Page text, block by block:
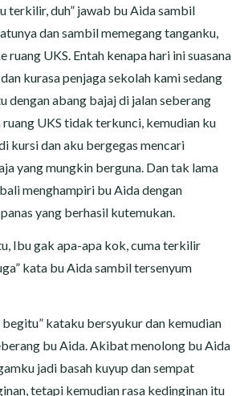
terkilir, duh” jawab bu Aida sambil
dan sambil memegang tanganku,
ruang UKS. Entah kenapa hari ini suasana
kurasa penjaga sekolah kami sedang
dengan abang bajaj di jalan seberang
UKS tidak terkunci, kemudian ku
kursi dan aku bergegas mencari
yang mungkin berguna. Dan tak lama
menghampiri bu Aida dengan
yang berhasil kutemukan.
Ibu gak apa-apa kok, cuma terkilir
kata bu Aida sambil tersenyum
begitu” kataku bersyukur dan kemudian
bu Aida. Akibat menolong bu Aida
jadi basah kuyup dan sempat
tetapi kemudian rasa kedinginan itu